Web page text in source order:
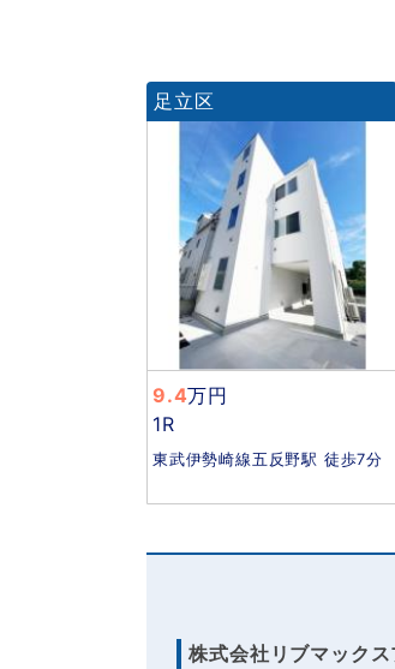
足立区
9.4万円
1R
東武伊勢崎線五反野駅 徒歩7分
株式会社リブマック